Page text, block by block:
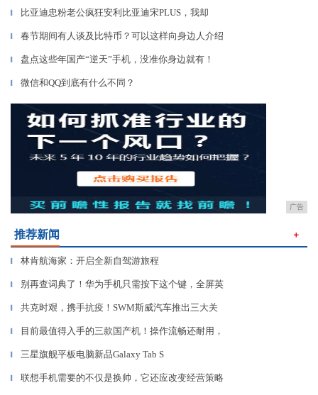
▎ 比亚迪忠粉老公疯狂安利比亚迪宋PLUS，我却
▎ 春节期间有人谈及比特币？可以这样向身边人介绍
▎ 盘点这些年国产“逆天”手机，没准你身边就有！
▎ 微信和QQ到底有什么不同？
广告
推荐新闻 ＋
▎ 林肯航海家：开启全新自驾游旅程
▎ 别再查词典了！华为手机只需按下这个键，全屏英
▎ 共克时艰，携手抗疫！SWM斯威汽车推出三大关
▎ 目前最值得入手的三款国产机！操作流畅还耐用，
▎ 三星旗舰平板电脑新品Galaxy Tab S
▎ 联想手机需要的不仅是换帅，它还应改变经营策略